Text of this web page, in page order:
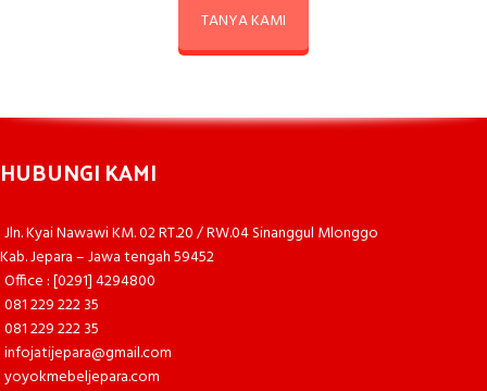
TANYA KAMI
HUBUNGI KAMI
Jln. Kyai Nawawi KM. 02 RT.20 / RW.04 Sinanggul Mlonggo
Kab. Jepara – Jawa tengah 59452
Office : [0291] 4294800
081 229 222 35
081 229 222 35
infojatijepara@gmail.com
yoyokmebeljepara.com